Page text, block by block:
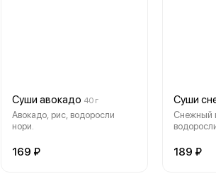
Суши авокадо 40 г
Авокадо, рис, водоросли
нори.
169 ₽
Суши
Снежный
189 ₽